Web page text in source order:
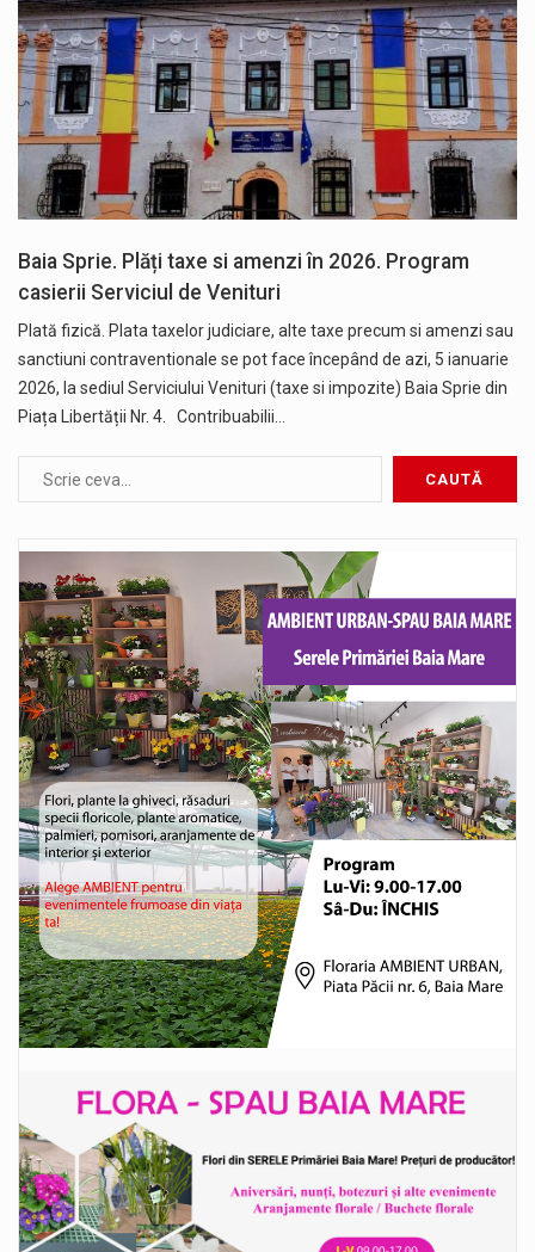
Baia Sprie. Plăți taxe si amenzi în 2026. Program
casierii Serviciul de Venituri
Plată fizică. Plata taxelor judiciare, alte taxe precum si amenzi sau
sanctiuni contraventionale se pot face începând de azi, 5 ianuarie
2026, la sediul Serviciului Venituri (taxe si impozite) Baia Sprie din
Piața Libertății Nr. 4. Contribuabilii…